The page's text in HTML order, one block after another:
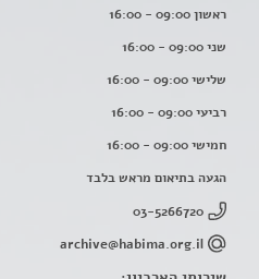
ראשון 09:00 - 16:00
שני 09:00 - 16:00
שלישי 09:00 - 16:00
רביעי 09:00 - 16:00
חמישי 09:00 - 16:00
הגעה בתיאום מראש בלבד
03-5266720
archive@habima.org.il